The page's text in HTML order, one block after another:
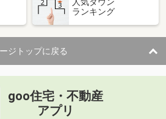
人気タウン
ランキング
ジトップに戻る
goo住宅・不動産
アプリ